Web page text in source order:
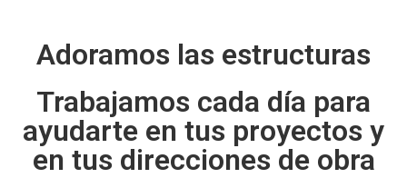
Adoramos las estructuras
Trabajamos cada día para
ayudarte en tus proyectos y
en tus direcciones de obra